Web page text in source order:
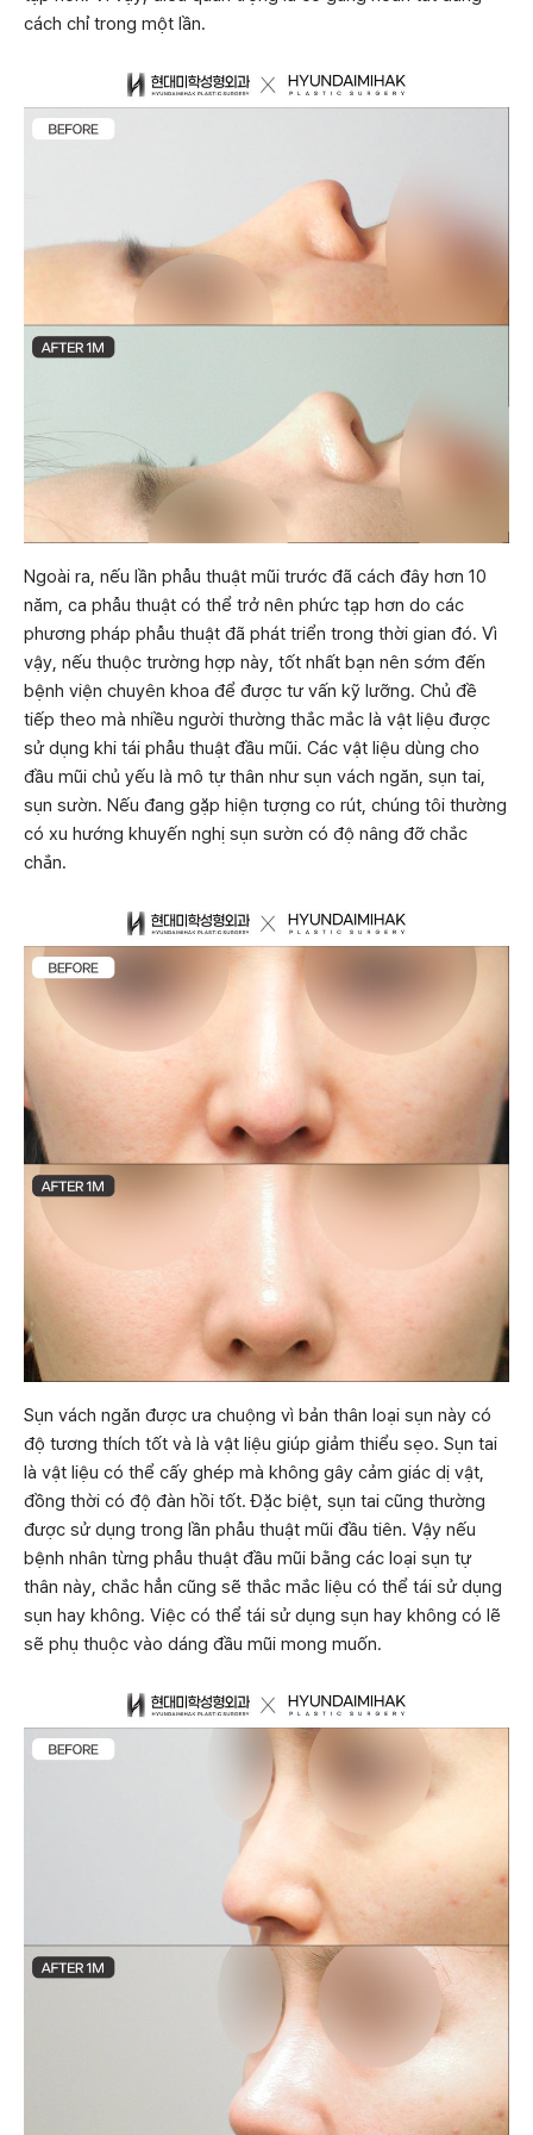
cách chỉ trong một lần.
Ngoài ra, nếu lần phẫu thuật mũi trước đã cách đây hơn 10
năm, ca phẫu thuật có thể trở nên phức tạp hơn do các
phương pháp phẫu thuật đã phát triển trong thời gian đó. Vì
vậy, nếu thuộc trường hợp này, tốt nhất bạn nên sớm đến
bệnh viện chuyên khoa để được tư vấn kỹ lưỡng. Chủ đề
tiếp theo mà nhiều người thường thắc mắc là vật liệu được
sử dụng khi tái phẫu thuật đầu mũi. Các vật liệu dùng cho
đầu mũi chủ yếu là mô tự thân như sụn vách ngăn, sụn tai,
sụn sườn. Nếu đang gặp hiện tượng co rút, chúng tôi thường
có xu hướng khuyến nghị sụn sườn có độ nâng đỡ chắc
chắn.
Sụn vách ngăn được ưa chuộng vì bản thân loại sụn này có
độ tương thích tốt và là vật liệu giúp giảm thiểu sẹo. Sụn tai
là vật liệu có thể cấy ghép mà không gây cảm giác dị vật,
đồng thời có độ đàn hồi tốt. Đặc biệt, sụn tai cũng thường
được sử dụng trong lần phẫu thuật mũi đầu tiên. Vậy nếu
bệnh nhân từng phẫu thuật đầu mũi bằng các loại sụn tự
thân này, chắc hẳn cũng sẽ thắc mắc liệu có thể tái sử dụng
sụn hay không. Việc có thể tái sử dụng sụn hay không có lẽ
sẽ phụ thuộc vào dáng đầu mũi mong muốn.